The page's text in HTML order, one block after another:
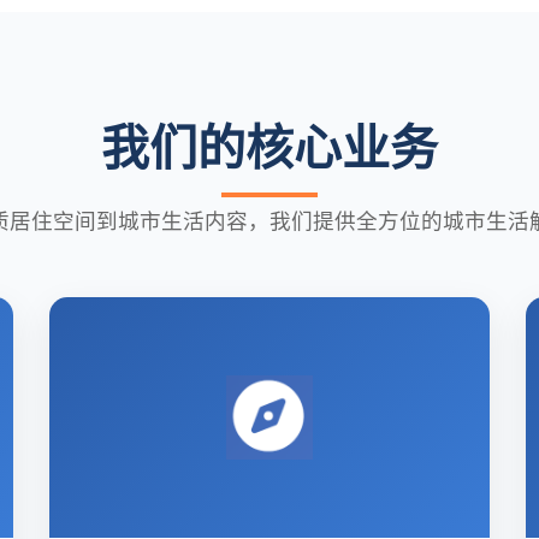
我们的核心业务
居住空间到城市生活内容，我们提供全方位的城市生活